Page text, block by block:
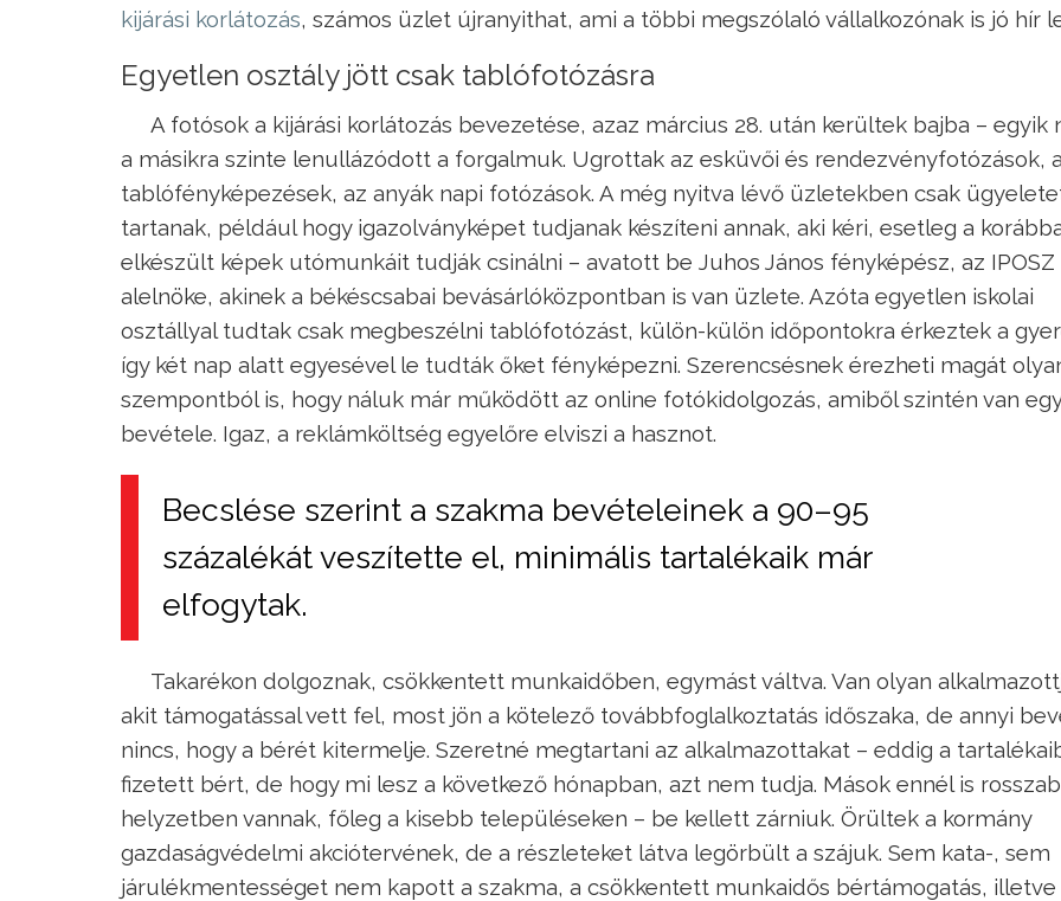
kijárási korlátozás, számos üzlet újranyithat, ami a többi megszólaló vállalkozónak is jó hír
Egyetlen osztály jött csak tablófotózásra
A fotósok a kijárási korlátozás bevezetése, azaz március 28. után kerültek bajba – egyik
a másikra szinte lenullázódott a forgalmuk. Ugrottak az esküvői és rendezvényfotózások, a
tablófényképezések, az anyák napi fotózások. A még nyitva lévő üzletekben csak
tartanak, például hogy igazolványképet tudjanak készíteni annak, aki kéri, esetleg a
elkészült képek utómunkáit tudják csinálni – avatott be Juhos János fényképész, az IPOSZ
alelnöke, akinek a békéscsabai bevásárlóközpontban is van üzlete. Azóta egyetlen iskolai
osztállyal tudtak csak megbeszélni tablófotózást, külön-külön időpontokra érkeztek a
így két nap alatt egyesével le tudták őket fényképezni. Szerencsésnek érezheti magát
szempontból is, hogy náluk már működött az online fotókidolgozás, amiből szintén van
bevétele. Igaz, a reklámköltség egyelőre elviszi a hasznot.
Becslése szerint a szakma bevételeinek a 90–95
százalékát veszítette el, minimális tartalékaik már
elfogytak.
Takarékon dolgoznak, csökkentett munkaidőben, egymást váltva. Van olyan
akit támogatással vett fel, most jön a kötelező továbbfoglalkoztatás időszaka, de annyi
nincs, hogy a bérét kitermelje. Szeretné megtartani az alkalmazottakat – eddig a
fizetett bért, de hogy mi lesz a következő hónapban, azt nem tudja. Mások ennél is
helyzetben vannak, főleg a kisebb településeken – be kellett zárniuk. Örültek a kormány
gazdaságvédelmi akciótervének, de a részleteket látva legörbült a szájuk. Sem kata-, sem
járulékmentességet nem kapott a szakma, a csökkentett munkaidős bértámogatás, illetve